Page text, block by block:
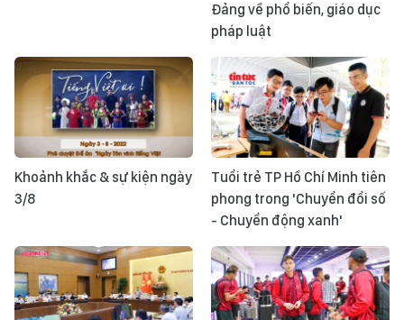
Đảng về phổ biến, giáo dục
pháp luật
Khoảnh khắc & sự kiện ngày
3/8
Tuổi trẻ TP Hồ Chí Minh tiên
phong trong 'Chuyển đổi số
- Chuyển động xanh'